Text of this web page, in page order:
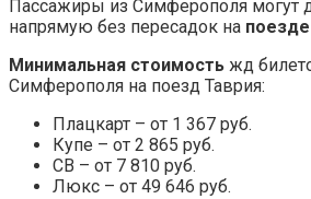
Пассажиры из Симферополя могут
напрямую без пересадок на
Минимальная стоимость жд
Симферополя на поезд Таврия:
Плацкарт – от 1 367 руб.
Купе – от 2 865 руб.
СВ – от 7 810 руб.
Люкс – от 49 646 руб.